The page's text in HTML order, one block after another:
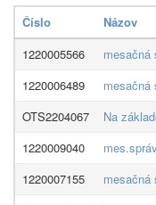
Číslo
Názov
1220005566
mesačná
1220006489
mesačná
OTS2204067
Na
1220009040
1220007155
mesačná